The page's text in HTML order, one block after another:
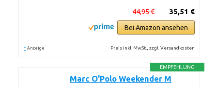
35,51 €
44,95 €
Bei Amazon ansehen
* Anzeige Preis inkl. MwSt., zzgl. Versandkosten
EMPFEHLUNG
Marc O'Polo Weekender M